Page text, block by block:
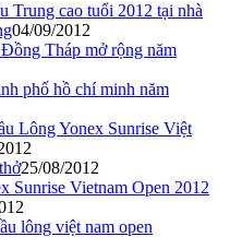
Trung cao tuổi 2012 tại nhà
04/09/2012
Tháp mở rộng năm
phố hồ chí minh năm
Lông Yonex Sunrise Việt
25/08/2012
Sunrise Vietnam Open 2012
lông việt nam open